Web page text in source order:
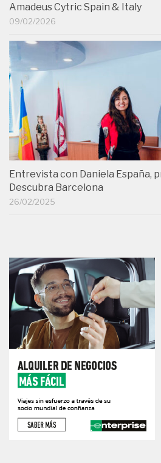
Amadeus Cytric Spain & Italy
09/02/2026
Entrevista con Daniela España,
Descubra Barcelona
26/02/2025